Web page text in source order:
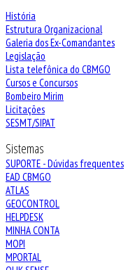
História
Estrutura Organizacional
Galeria dos Ex-Comandantes
Legislação
Lista telefônica do CBMGO
Cursos e Concursos
Bombeiro Mirim
Licitações
SESMT/SIPAT
Sistemas
SUPORTE - Dúvidas frequentes
EAD CBMGO
ATLAS
GEOCONTROL
HELPDESK
MINHA CONTA
MOPI
MPORTAL